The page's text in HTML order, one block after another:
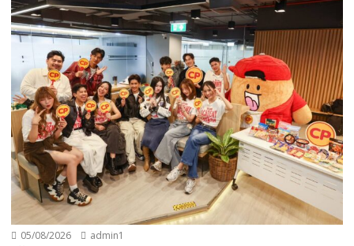
05/08/2026 admin1